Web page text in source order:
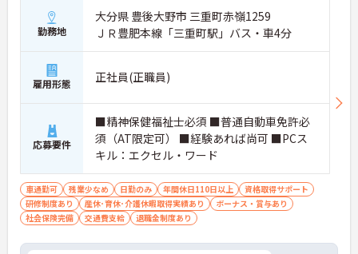
勤務地
大分県 豊後大野市 三重町赤嶺1259
ＪＲ豊肥本線「三重町駅」バス・車4分
雇用形態 正社員(正職員)
応募要件
■精神保健福祉士必須 ■普通自動車免許必
須（AT限定可） ■経験あれば尚可 ■PCス
キル：エクセル・ワード
車通勤可 残業少なめ 日勤のみ 年間休日110日以上
資格取得サポート
研修制度あり
産休･育休･介護休暇取得実績あり
ボーナス・賞与あり
社会保険完備
交通費支給 退職金制度あり